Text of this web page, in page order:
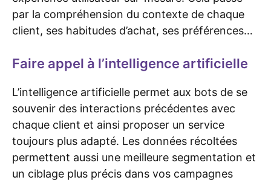
par la compréhension du contexte de chaque
client, ses habitudes d’achat, ses préférences…
Faire appel à l’intelligence artificielle
L’intelligence artificielle permet aux bots de se
souvenir des interactions précédentes avec
chaque client et ainsi proposer un service
toujours plus adapté. Les données récoltées
permettent aussi une meilleure segmentation et
un ciblage plus précis dans vos campagnes